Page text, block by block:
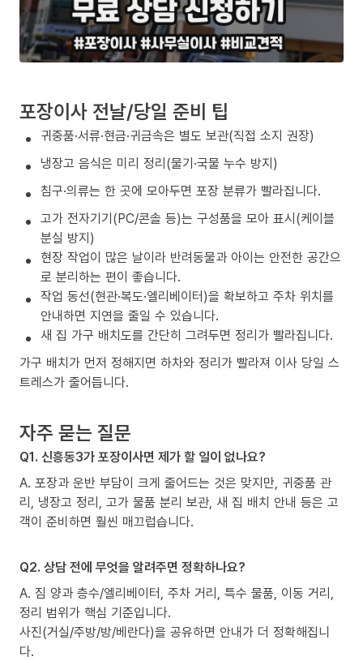
포장이사 전날/당일 준비 팁
귀중품·서류·현금·귀금속은 별도 보관(직접 소지 권장)
냉장고 음식은 미리 정리(물기·국물 누수 방지)
침구·의류는 한 곳에 모아두면 포장 분류가 빨라집니다.
고가 전자기기(PC/콘솔 등)는 구성품을 모아 표시(케이블
분실 방지)
현장 작업이 많은 날이라 반려동물과 아이는 안전한 공간으
로 분리하는 편이 좋습니다.
작업 동선(현관·복도·엘리베이터)을 확보하고 주차 위치를
안내하면 지연을 줄일 수 있습니다.
새 집 가구 배치도를 간단히 그려두면 정리가 빨라집니다.
가구 배치가 먼저 정해지면 하차와 정리가 빨라져 이사 당일 스
트레스가 줄어듭니다.
자주 묻는 질문
Q1. 신흥동3가 포장이사면 제가 할 일이 없나요?
A. 포장과 운반 부담이 크게 줄어드는 것은 맞지만, 귀중품 관
리, 냉장고 정리, 고가 물품 분리 보관, 새 집 배치 안내 등은 고
객이 준비하면 훨씬 매끄럽습니다.
Q2. 상담 전에 무엇을 알려주면 정확하나요?
A. 짐 양과 층수/엘리베이터, 주차 거리, 특수 물품, 이동 거리,
정리 범위가 핵심 기준입니다.
사진(거실/주방/방/베란다)을 공유하면 안내가 더 정확해집니
다.